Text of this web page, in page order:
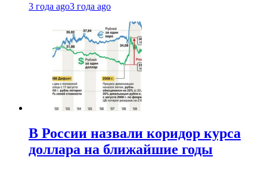
3 года ago3 года ago
В России назвали коридор курса
доллара на ближайшие годы